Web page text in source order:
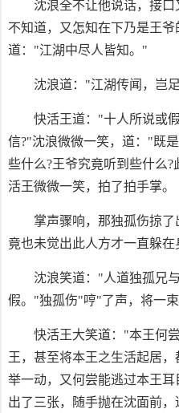
沈浪全不让他说话，接
不知道，又怎知在下乃是王
道："江湖中尽人皆知。"
沈浪道："江湖传闻，岂
快活王道："十人所说或
信?"沈浪微微一笑，道："既
些什么?王爷究竟听到些什么
活王微微一笑，拍了拍手掌。
掌声骤响，那独孤伤掠了
竟也未觉出此人方才一直躲在
沈浪笑道："人道独孤兄
假。"独孤伤"哼"了声，将一束
快活王大笑道："本王何
王，甚至将本王之生活起居
举一动，又何尝能逃过本王
出了三张，随手抛在沈面前